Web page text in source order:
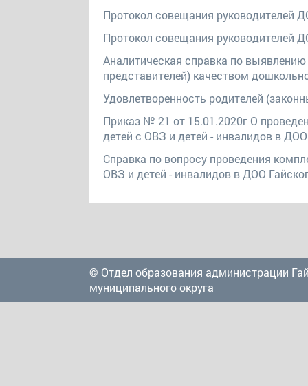
Протокол совещания руководителей
Протокол совещания руководителей
Аналитическая справка по
представителей) качеством
Удовлетворенность родителей
Приказ № 21 от 15.01.2020г О
детей с ОВЗ и детей - инвалидов в ДОО
Справка по вопросу проведения
ОВЗ и детей - инвалидов в ДОО
© Отдел образования администрации
муниципального округа